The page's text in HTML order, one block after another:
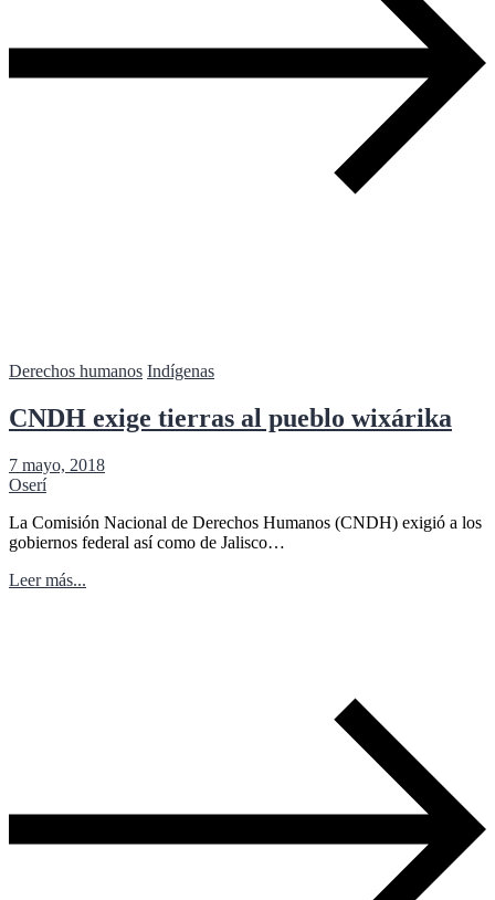
Derechos humanos Indígenas
CNDH exige tierras al pueblo wixárika
7 mayo, 2018
Oserí
La Comisión Nacional de Derechos Humanos (CNDH) exigió a los
gobiernos federal así como de Jalisco…
Leer más...